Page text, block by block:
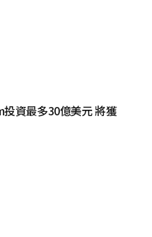
資最多30億美元 將獲